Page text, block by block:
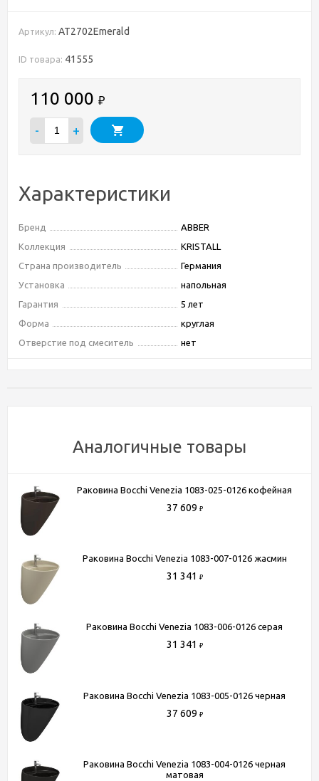
Артикул: AT2702Emerald
ID товара: 41555
110 000 ₽
- +
Характеристики
Бренд
ABBER
Коллекция
KRISTALL
Страна производитель
Германия
Установка
напольная
Гарантия
5 лет
Форма
круглая
Отверстие под смеситель
нет
полиэфирная смола
Дизайн
современный
Донный клапан
Способы получения товара:
- Самовывоз из шоу-рума по адресу Киевское шоссе, 500
метров от МКАД. БП "Румянцево", корпус В, этаж 2,
павильон 205В
- Доставка по Москве в пределах МКАД (стоимость
доставки рассчитывается менеджером после оформления
заказа)
- Доставка до терминала любой транспортной компании
(для всей России)
Более подробную информацию вы можете получить по
Аналогичные товары
Раковина Bocchi Venezia 1083-025-0126 кофейная
37 609 ₽
Раковина Bocchi Venezia 1083-007-0126 жасмин
31 341 ₽
Раковина Bocchi Venezia 1083-006-0126 серая
31 341 ₽
Раковина Bocchi Venezia 1083-005-0126 черная
37 609 ₽
Раковина Bocchi Venezia 1083-004-0126 черная
матовая